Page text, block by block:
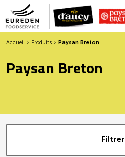
Accueil > Produits > Paysan Breton
Paysan Breton
Filtrer